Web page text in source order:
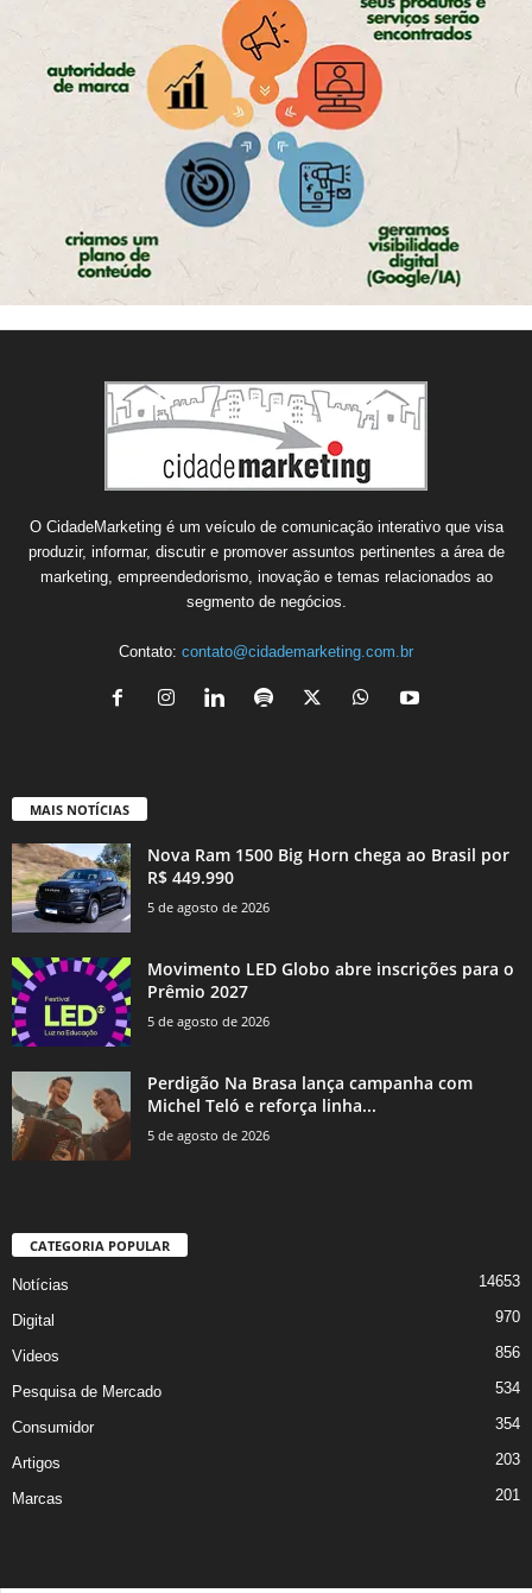
O CidadeMarketing é um veículo de comunicação interativo que visa
produzir, informar, discutir e promover assuntos pertinentes a área de
marketing, empreendedorismo, inovação e temas relacionados ao
segmento de negócios.
Contato: contato@cidademarketing.com.br
MAIS NOTÍCIAS
Nova Ram 1500 Big Horn chega ao Brasil por
R$ 449.990
5 de agosto de 2026
Movimento LED Globo abre inscrições para o
Prêmio 2027
5 de agosto de 2026
Perdigão Na Brasa lança campanha com
Michel Teló e reforça linha...
5 de agosto de 2026
CATEGORIA POPULAR
Notícias 14653
Digital 970
Videos 856
Pesquisa de Mercado 534
Consumidor 354
Artigos 203
Marcas 201